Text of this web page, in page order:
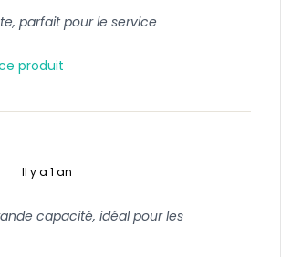
parfait pour le service
produit
Il y a 1 an
capacité, idéal pour les